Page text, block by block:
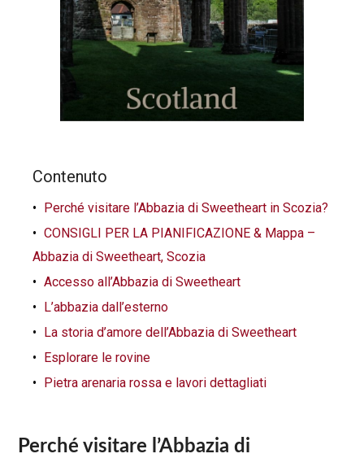
Contenuto
Perché visitare l’Abbazia di Sweetheart in Scozia?
CONSIGLI PER LA PIANIFICAZIONE & Mappa –
Abbazia di Sweetheart, Scozia
Accesso all’Abbazia di Sweetheart
L’abbazia dall’esterno
La storia d’amore dell’Abbazia di Sweetheart
Esplorare le rovine
Pietra arenaria rossa e lavori dettagliati
Perché visitare l’Abbazia di